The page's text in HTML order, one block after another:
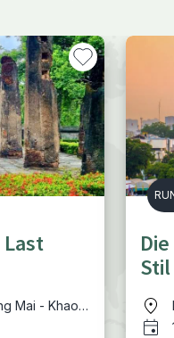
Mai - Khao
Stil